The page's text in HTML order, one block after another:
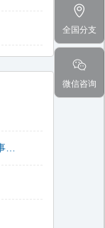
全国分支
微信咨询